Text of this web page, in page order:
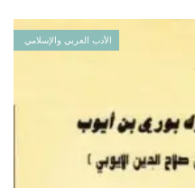
الأدب العربي والإسلامي